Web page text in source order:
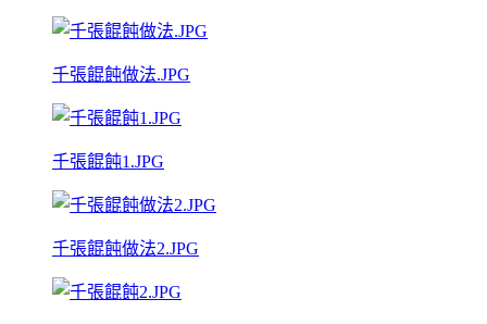
千張餛飩做法.JPG
千張餛飩1.JPG
千張餛飩做法2.JPG